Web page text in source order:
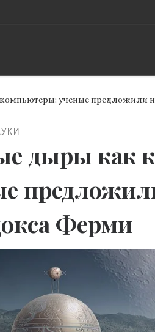
ученые предложили
дыры как
Ферми